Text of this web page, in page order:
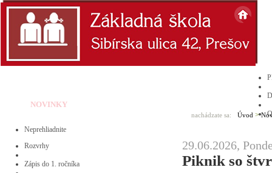
nachádzate sa: Úvod >
NOVINKY
Neprehliadnite
Rozvrhy
Zápis do 1. ročníka
29.06.2026,
Piknik so